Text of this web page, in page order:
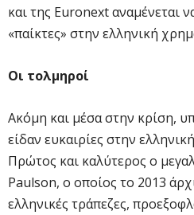
και της Euronext αναμένεται
«παίκτες» στην ελληνική
Οι τολμηροί
Ακόμη και μέσα στην κρίση,
είδαν ευκαιρίες στην
Πρώτος και καλύτερος ο
Paulson, ο οποίος το 2013
ελληνικές τράπεζες,